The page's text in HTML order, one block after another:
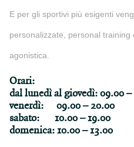
E per gli sportivi più esigenti
personalizzate, personal training
agonistica.
Orari:
dal lunedì al giovedì: 09.00 –
venerdì: 09.00 – 20.00
sabato: 10.00 – 19.00
domenica: 10.00 – 13.00